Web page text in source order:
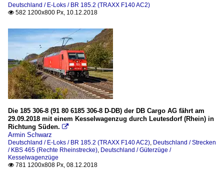
Deutschland / E-Loks / BR 185.2 (TRAXX F140 AC2)
 582 1200x800 Px, 10.12.2018
Die 185 306-8 (91 80 6185 306-8 D-DB) der DB Cargo AG fährt am
29.09.2018 mit einem Kesselwagenzug durch Leutesdorf (Rhein) in
Richtung Süden. 
Armin Schwarz
Deutschland / E-Loks / BR 185.2 (TRAXX F140 AC2), Deutschland / Strecken
/ KBS 465 (Rechte Rheinstrecke), Deutschland / Güterzüge /
Kesselwagenzüge
 781 1200x808 Px, 08.12.2018